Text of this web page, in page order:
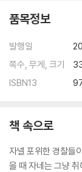
품목정보
발행일
쪽수, 무게, 크기
ISBN13
책 속으로
자넬 포위한 경찰들
을 때 자네는 그냥